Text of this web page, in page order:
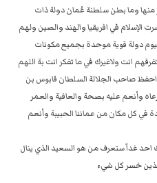
منها وما بطن سلطنة عُمان دولة ذات
الإسلام في افريقيا والهند والصين ولهم
دولة قوية موحدة بجميع مكونات
انت ولاغيرك في ما تفكر انت بة اللهم
صاحب الجلالة السلطان قابوس بن
وأنعم عليه بصحة والعافية والعمر
في كل مكان من عماننا الحبيبة وأنعم
احد غدآ ستعرف من هو السعيد الذي ينال
خسر كل شيء